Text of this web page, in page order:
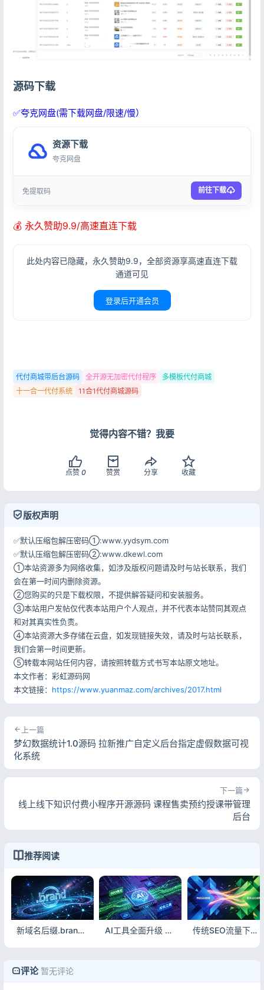
源码下载
✅夸克网盘(需下载网盘/限速/慢）
资源下载
夸克网盘
免提取码 前往下载
💰 永久赞助9.9/高速直连下载
此处内容已隐藏，永久赞助9.9，全部资源享高速直连下载
通道可见
登录后开通会员
代付商城带后台源码 全开源无加密代付程序
多模板代付商城
十一合一代付系统
11合1代付商城源码
觉得内容不错？我要
点赞 0 赞赏 分享 收藏
版权声明
✅默认压缩包解压密码①:www.yydsym.com
✅默认压缩包解压密码②:www.dkewl.com
①本站资源多为网络收集，如涉及版权问题请及时与站长联系，我们
会在第一时间内删除资源。
②您购买的只是下载权限，不提供解答疑问和安装服务。
③本站用户发帖仅代表本站用户个人观点，并不代表本站赞同其观点
和对其真实性负责。
④本站资源大多存储在云盘，如发现链接失效，请及时与站长联系，
我们会第一时间更新。
⑤转载本网站任何内容，请按照转载方式书写本站原文地址。
本文作者：彩虹源码网
本文链接： https://www.yuanmaz.com/archives/2017.html
上一篇
梦幻数据统计1.0源码 拉新推广自定义后台指定虚假数据可视
化系统
下一篇
线上线下知识付费小程序开源源码 课程售卖预约授课带管理
后台
推荐阅读
新域名后缀.brand开放 服务器资源趋紧价格微涨 AI工具全面升级 GEO优化成主流 2026站长源码与工具赛道解析 传统SEO流量下滑，GEO成站长新赛道，AI搜索时代该如何转型
评论 暂无评论